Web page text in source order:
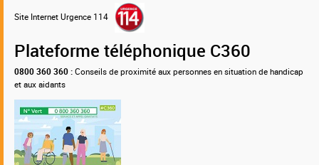
Site Internet Urgence 114
Plateforme téléphonique C360
0800 360 360 : Conseils de proximité aux personnes en situation de handicap
et aux aidants